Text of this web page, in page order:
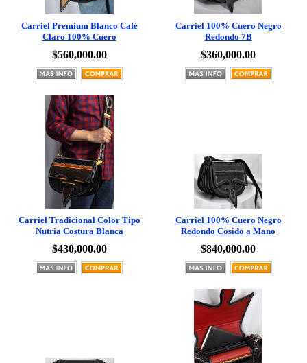
Carriel Premium Blanco Café
Claro 100% Cuero
$560,000.00
Carriel 100% Cuero Negro
Redondo 7B
$360,000.00
Carriel Tradicional Color Tipo
Nutria Costura Blanca
$430,000.00
Carriel 100% Cuero Negro
Redondo Cosido a Mano
$840,000.00